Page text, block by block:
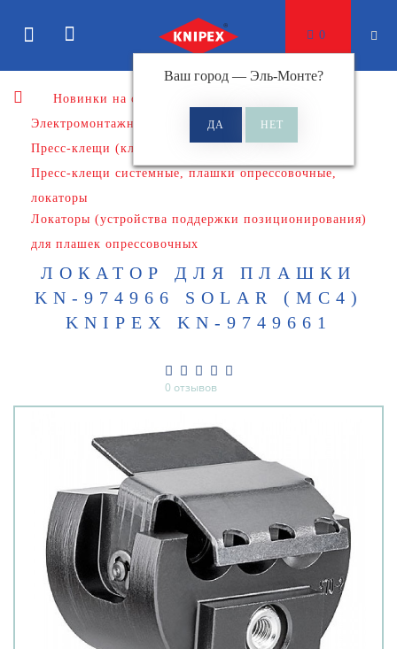
Ваш город — Эль-Монте?
0
Новинки на сайте
Электромонтажный инструмент
Пресс-клещи (клещи обжимные)
Пресс-клещи системные, плашки опрессовочные,
локаторы
Локаторы (устройства поддержки позиционирования)
для плашек опрессовочных
ЛОКАТОР ДЛЯ ПЛАШКИ
KN-974966 SOLAR (MC4)
KNIPEX KN-9749661
0 отзывов